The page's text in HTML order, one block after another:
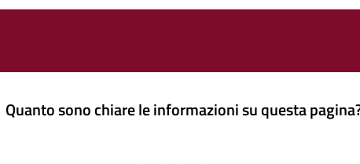
Quanto sono chiare le informazioni su questa